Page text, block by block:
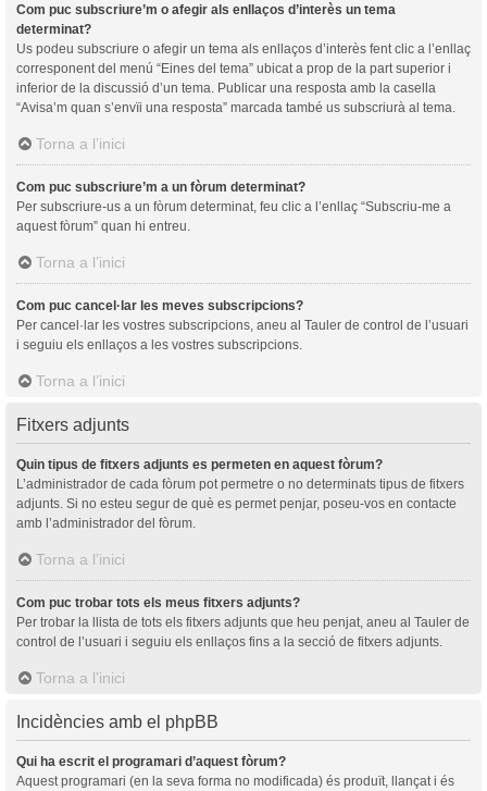
Com puc subscriure’m o afegir als enllaços d’interès un tema
determinat?
Us podeu subscriure o afegir un tema als enllaços d’interès fent clic a l’enllaç
corresponent del menú “Eines del tema” ubicat a prop de la part superior i
inferior de la discussió d’un tema. Publicar una resposta amb la casella
“Avisa’m quan s’envïi una resposta” marcada també us subscriurà al tema.
Torna a l’inici
Com puc subscriure’m a un fòrum determinat?
Per subscriure-us a un fòrum determinat, feu clic a l’enllaç “Subscriu-me a
aquest fòrum” quan hi entreu.
Torna a l’inici
Com puc cancel·lar les meves subscripcions?
Per cancel·lar les vostres subscripcions, aneu al Tauler de control de l’usuari
i seguiu els enllaços a les vostres subscripcions.
Torna a l’inici
Fitxers adjunts
Quin tipus de fitxers adjunts es permeten en aquest fòrum?
L’administrador de cada fòrum pot permetre o no determinats tipus de fitxers
adjunts. Si no esteu segur de què es permet penjar, poseu-vos en contacte
amb l’administrador del fòrum.
Torna a l’inici
Com puc trobar tots els meus fitxers adjunts?
Per trobar la llista de tots els fitxers adjunts que heu penjat, aneu al Tauler de
control de l’usuari i seguiu els enllaços fins a la secció de fitxers adjunts.
Torna a l’inici
Incidències amb el phpBB
Qui ha escrit el programari d’aquest fòrum?
Aquest programari (en la seva forma no modificada) és produït, llançat i és